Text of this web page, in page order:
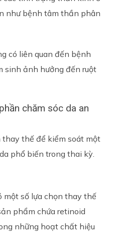
như bệnh tâm thần phân
có liên quan đến bệnh
sinh ảnh hưởng đến ruột
chăm sóc da an
thay thế để kiểm soát một
phổ biến trong thai kỳ.
một số lựa chọn thay thế
phẩm chứa retinoid
những hoạt chất hiệu